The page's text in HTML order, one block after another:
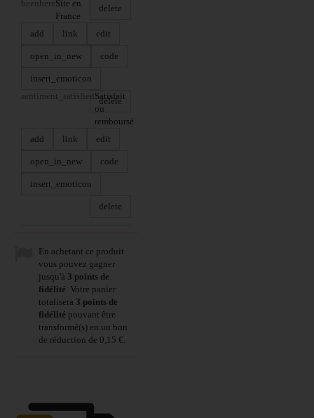
delete
beenhereSite en
France
add
link edit
open_in_new code
insert_emoticon
delete
sentiment_satisfied Satisfait
ou
remboursé
add
link edit
open_in_new code
insert_emoticon
delete
En achetant ce produit
vous pouvez gagner
jusqu'à 3 points de
fidélité. Votre panier
totalisera 3 points de
fidélité pouvant être
transformé(s) en un bon
de réduction de 0,15 €.